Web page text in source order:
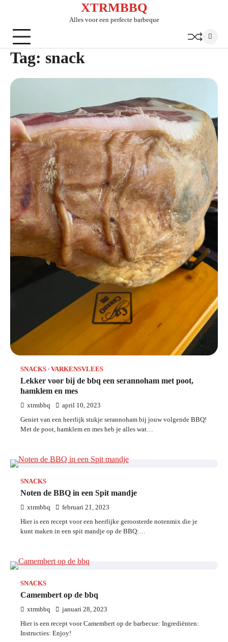
content
XTRMBBQ
Alles voor een perfecte barbeque
Tag: snack
SNACKS VARKENSVLEES
Lekker voor bij de bbq een serannoham met poot,
hamklem en mes
xtrmbbq april 10, 2023
Geniet van een heerlijk stukje serannoham bij jouw volgende BBQ!
Met de poot, hamklem en mes heb je alles wat…
SNACKS
Noten de BBQ in een Spit mandje
xtrmbbq februari 21, 2023
Hier is een recept voor een heerlijke geroosterde notenmix die je
kunt maken in een spit mandje op de BBQ:…
SNACKS
Camembert op de bbq
xtrmbbq januari 28, 2023
Hier is een recept voor Camembert op de barbecue: Ingrediënten:
Instructies: Enjoy!